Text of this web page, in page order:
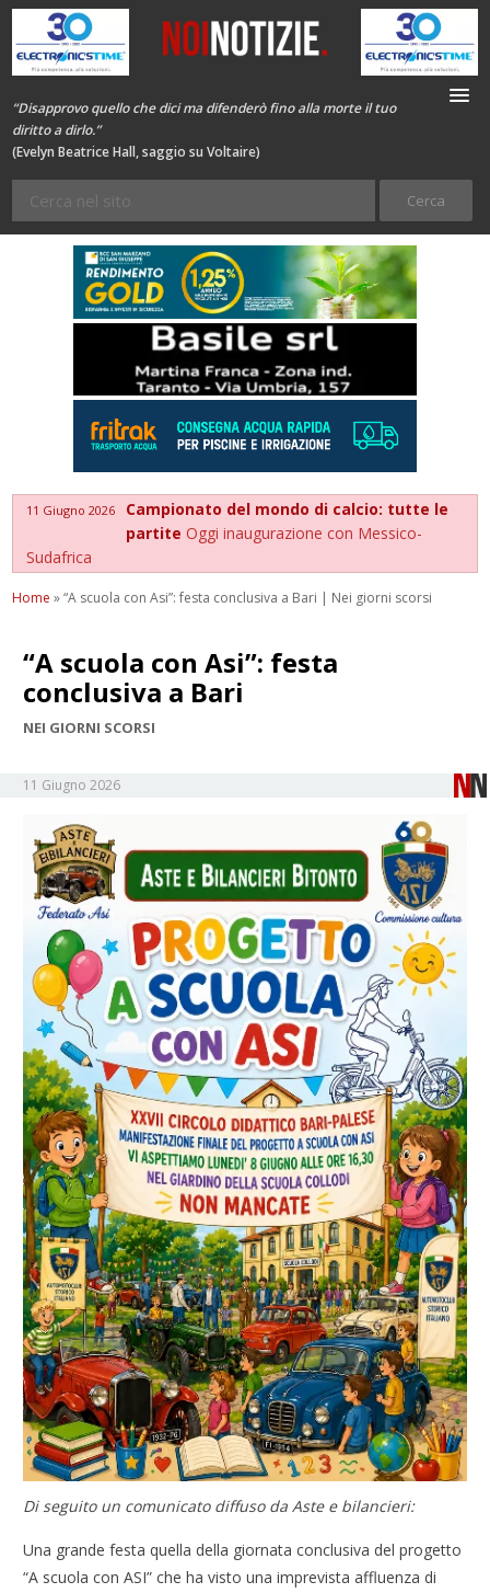
“Disapprovo quello che dici ma difenderò fino alla morte il tuo
diritto a dirlo.”
(Evelyn Beatrice Hall, saggio su Voltaire)
11 Giugno 2026
Campionato del mondo di calcio: tutte le
partiteOggi inaugurazione con Messico-
Sudafrica
Home »“A scuola con Asi”: festa conclusiva a Bari | Nei giorni scorsi
“A scuola con Asi”: festa
conclusiva a Bari
NEI GIORNI SCORSI
11 Giugno 2026
Di seguito un comunicato diffuso da Aste e bilancieri:
Una grande festa quella della giornata conclusiva del progetto
“A scuola con ASI” che ha visto una imprevista affluenza di